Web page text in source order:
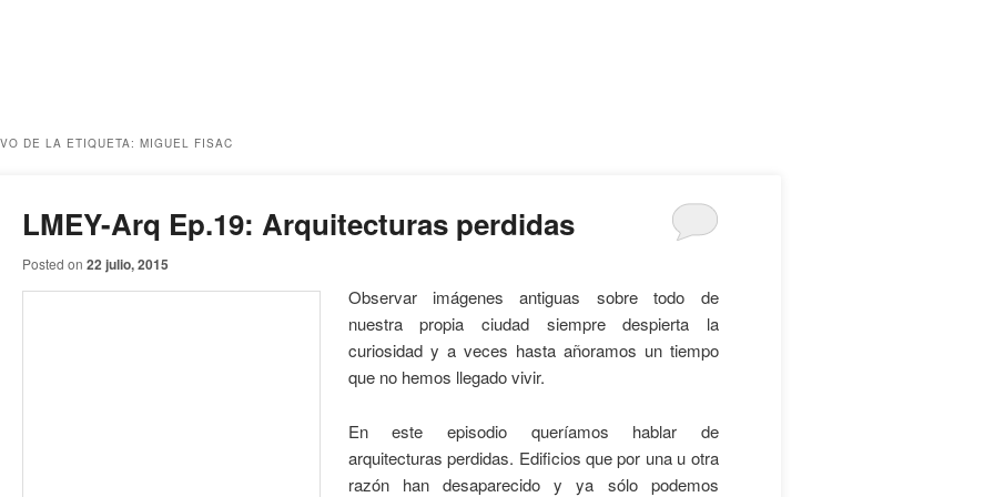
DE LA ETIQUETA: MIGUEL FISAC
LMEY-Arq Ep.19: Arquitecturas perdidas
Posted on22 julio, 2015
Observar imágenes antiguas sobre todo de
nuestra propia ciudad siempre despierta la
curiosidad y a veces hasta añoramos un tiempo
que no hemos llegado vivir.
En este episodio queríamos hablar de
arquitecturas perdidas. Edificios que por una u otra
razón han desaparecido y ya sólo podemos